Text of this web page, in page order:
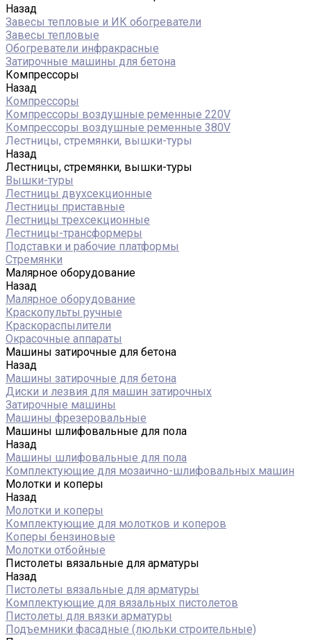
Назад
Завесы тепловые и ИК обогреватели
Завесы тепловые
Обогреватели инфракрасные
Затирочные машины для бетона
Компрессоры
Назад
Компрессоры
Компрессоры воздушные ременные 220V
Компрессоры воздушные ременные 380V
Лестницы, стремянки, вышки-туры
Назад
Лестницы, стремянки, вышки-туры
Вышки-туры
Лестницы двухсекционные
Лестницы приставные
Лестницы трехсекционные
Лестницы-трансформеры
Подставки и рабочие платформы
Стремянки
Малярное оборудование
Назад
Малярное оборудование
Краскопульты ручные
Краскораспылители
Окрасочные аппараты
Машины затирочные для бетона
Назад
Машины затирочные для бетона
Диски и лезвия для машин затирочных
Затирочные машины
Машины фрезеровальные
Машины шлифовальные для пола
Назад
Машины шлифовальные для пола
Комплектующие для мозаично-шлифовальных машин
Молотки и коперы
Назад
Молотки и коперы
Комплектующие для молотков и коперов
Коперы бензиновые
Молотки отбойные
Пистолеты вязальные для арматуры
Назад
Пистолеты вязальные для арматуры
Комплектующие для вязальных пистолетов
Пистолеты для вязки арматуры
Подъемники фасадные (люльки строительные)